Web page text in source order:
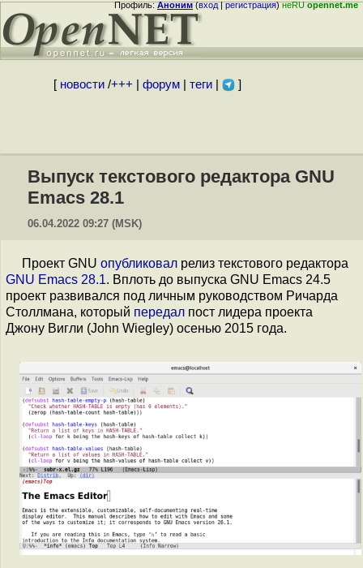
Профиль:Аноним(вход|регистрация)неRUopennet.me
[ новости/+++ форум| теги| ]
Выпуск текстового редактора GNU
Emacs 28.1
06.04.2022 09:27 (MSK)
Проект GNU опубликовал релиз текстового редактора
GNU Emacs 28.1. Вплоть до выпуска GNU Emacs 24.5
проект развивался под личным руководством Ричарда
Столлмана, который передал пост лидера проекта
Джону Вигли (John Wiegley) осенью 2015 года.